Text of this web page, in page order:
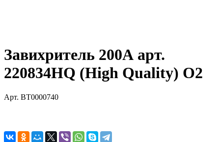
Завихритель 200А арт.
220834HQ (High Quality) O2
Арт. BT0000740